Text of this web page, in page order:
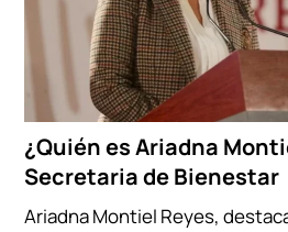
¿Quién es Ariadna
Secretaria de Bienestar
Ariadna Montiel Reyes,